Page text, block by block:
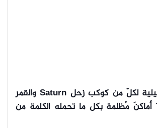
تُعد الجوانب الليلية لكلّ من كوكب زحل Saturn والقمر
تيثيس Tethys أماكنَ مُظلمة بكل ما تحمله الكلمة من